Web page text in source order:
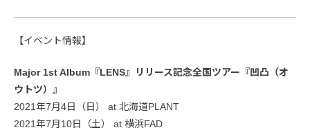
【イベント情報】
Major 1st Album『LENS』リリース記念全国ツアー『凹凸（オ
ウトツ）』
2021年7月4日（日） at 北海道PLANT
2021年7月10日（土） at 横浜FAD